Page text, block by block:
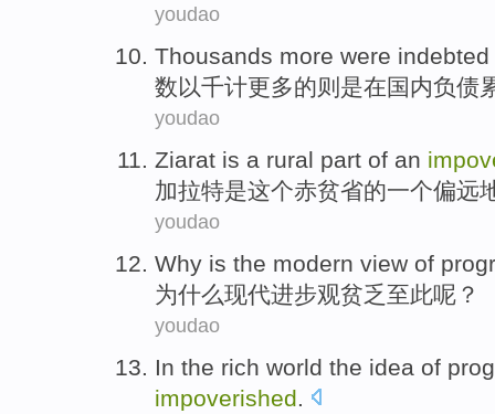
youdao
Thousands more were indebted
数以千计更多的则是在国内负债
youdao
Ziarat is a rural part of an
加拉特是这个赤贫省的一个偏远
youdao
Why is the modern view of
为什么现代进步观贫乏至此呢？
youdao
In the rich world the idea of
impoverished